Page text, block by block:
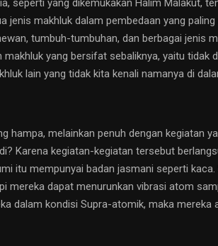
jenis makhluk dalam pembedaan yang
tumbuh-tumbuhan, dan berbagai jenis
makhluk yang bersifat sebaliknya, yaitu
lain yang tidak kita kenali namanya di
hampa, melainkan penuh dengan kegiatan
Karena kegiatan-kegiatan tersebut
itu mempunyai badan jasmani seperti
mereka dapat menurunkan vibrasi atom
dalam kondisi Supra-atomik, maka mereka